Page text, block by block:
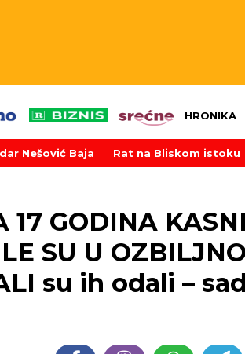
HRONIKA
Nešović Baja Rat na Bliskom istoku
17 GODINA
SU U
su ih odali –